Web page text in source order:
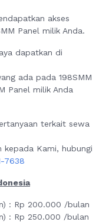
akses
Panel milik Anda.
dapatkan di
ada pada 198SMM
Panel milik Anda
terkait sewa
kepada Kami, hubungi
7638
: Rp 200.000 /bulan
: Rp 250.000 /bulan